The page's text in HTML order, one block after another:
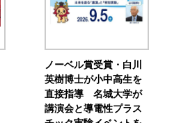
ノーベル賞受賞・白川
英樹博士が小中高生を
直接指導 名城大学が
講演会と導電性プラス